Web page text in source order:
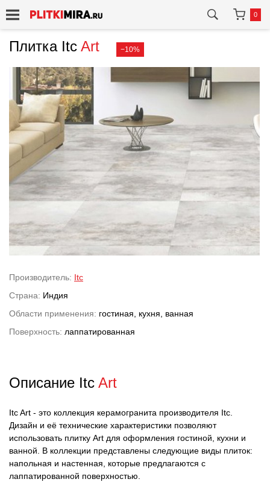
0
Плитка Itc Art −10%
Производитель: Itc
Страна: Индия
Области применения: гостиная, кухня, ванная
Поверхность: лаппатированная
Описание Itc Art
Itc Art - это коллекция керамогранита производителя Itc.
Дизайн и её технические характеристики позволяют
использовать плитку Art для оформления гостиной, кухни и
ванной. В коллекции представлены следующие виды плиток:
напольная и настенная, которые предлагаются с
лаппатированной поверхностью.